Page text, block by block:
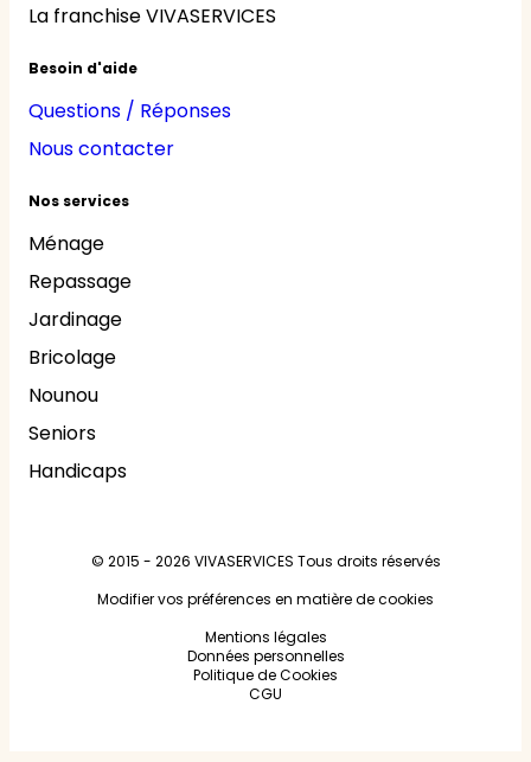
La franchise VIVASERVICES
Besoin d'aide
Questions / Réponses
Nous contacter
Nos services
Ménage
Repassage
Jardinage
Bricolage
Nounou
Seniors
Handicaps
© 2015 - 2026 VIVASERVICES Tous droits réservés
Modifier vos préférences en matière de cookies
Mentions légales
Données personnelles
Politique de Cookies
CGU